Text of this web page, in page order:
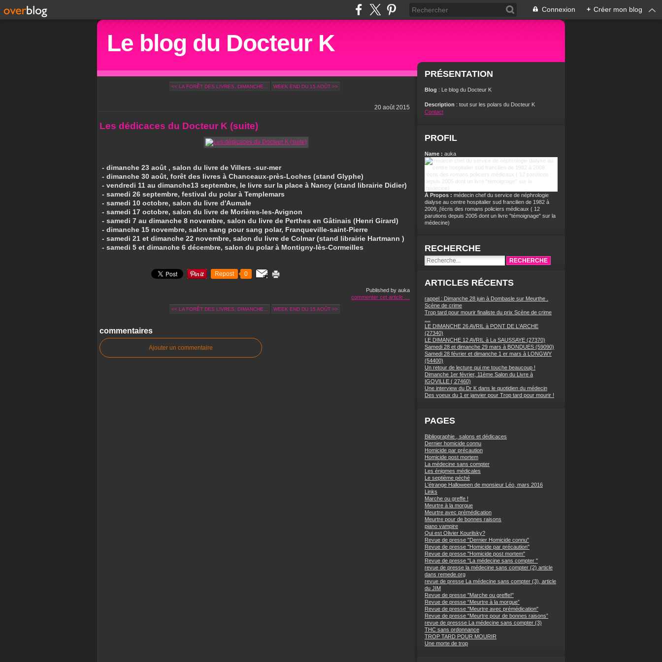
Connexion + Créer mon blog
Le blog du Docteur K
<< LA FORÊT DES LIVRES, DIMANCHE... WEEK END DU 15 AOÛT >>
20 août 2015
Les dédicaces du Docteur K (suite)
- dimanche 23 août , salon du livre de Villers -sur-mer
- dimanche 30 août, forêt des livres à Chanceaux-près-Loches (stand Glyphe)
- vendredi 11 au dimanche13 septembre, le livre sur la place à Nancy (stand librairie Didier)
- samedi 26 septembre, festival du polar à Templemars
- samedi 10 octobre, salon du livre d'Aumale
- samedi 17 octobre, salon du livre de Morières-les-Avignon
- samedi 7 au dimanche 8 novembre, salon du livre de Perthes en Gâtinais (Henri Girard)
- dimanche 15 novembre, salon sang pour sang polar, Franqueville-saint-Pierre
- samedi 21 et dimanche 22 novembre, salon du livre de Colmar (stand librairie Hartmann )
- samedi 5 et dimanche 6 décembre, salon du polar à Montigny-lès-Cormeilles
Repost 0
Published by auka
commenter cet article
<< LA FORÊT DES LIVRES, DIMANCHE... WEEK END DU 15 AOÛT >>
commentaires
Ajouter un commentaire
PRÉSENTATION
Blog : Le blog du Docteur K
Description : tout sur les polars du Docteur K
Contact
PROFIL
Name : auka
À Propos : médecin chef du service de néphrologie
dialyse au centre hospitalier sud francilien de 1982 à
2009, j'écris des romans policiers médicaux ( 12
parutions depuis 2005 dont un livre "témoignage" sur la
médecine)
RECHERCHE
ARTICLES RÉCENTS
rappel : Dimanche 28 juin à Dombasle sur Meurthe .
Scène de crime
Trop tard pour mourir finaliste du prix Scène de crime
LE DIMANCHE 26 AVRIL à PONT DE L'ARCHE
(27340)
LE DIMANCHE 12 AVRIL à La SAUSSAYE (27370)
Samedi 28 et dimanche 29 mars à BONDUES (59090)
Samedi 28 février et dimanche 1 er mars à LONGWY
(54400)
Un retour de lecture qui me touche beaucoup !
Dimanche 1er février, 11ème Salon du Livre à
IGOVILLE ( 27460)
Une interview du Dr K dans le quotidien du médecin
Des voeux du 1 er janvier pour Trop tard pour mourir !
PAGES
Bibliographie , salons et dédicaces
Dernier homicide connu
Homicide par précaution
Homicide post mortem
La médecine sans compter
Les énigmes médicales
Le septième péché
L'étrange Halloween de monsieur Léo, mars 2016
Links
Marche ou greffe !
Meurtre à la morgue
Meurtre avec prémédication
Meurtre pour de bonnes raisons
piano vampire
Qui est Olivier Kourilsky?
Revue de presse "Dernier Homicide connu"
Revue de presse "Homicide par précaution"
Revue de presse "Homicide post mortem"
Revue de presse "La médecine sans compter "
revue de presse la médecine sans compter (2) article
dans remede.org
revue de presse La médecine sans compter (3), article
du JIM
Revue de presse "Marche ou greffe!"
Revue de presse “Meurtre à la morgue”
Revue de presse "Meurtre avec prémédication"
Revue de presse “Meurtre pour de bonnes raisons”
revue de pressse La médecine sans compter (3)
THC sans ordonnance
TROP TARD POUR MOURIR
Une morte de trop